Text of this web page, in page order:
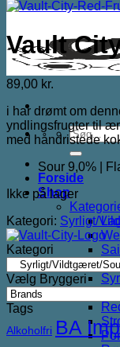
Søg
efter:
Forside
Shop
IPA
Vault
89,00 kr.
i har drømt om
yndlingsfrugter til
med håndristede
Sour 9,0% |
Ikke på lager
Kategori: Syrligt/
Kategori
Vælg Bryggeri
Tags
Alkoholfri BA